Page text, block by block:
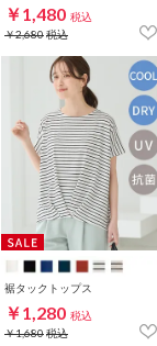
￥1,480 税込
￥2,680税込
裾タックトップス
￥1,280 税込
￥1,680税込